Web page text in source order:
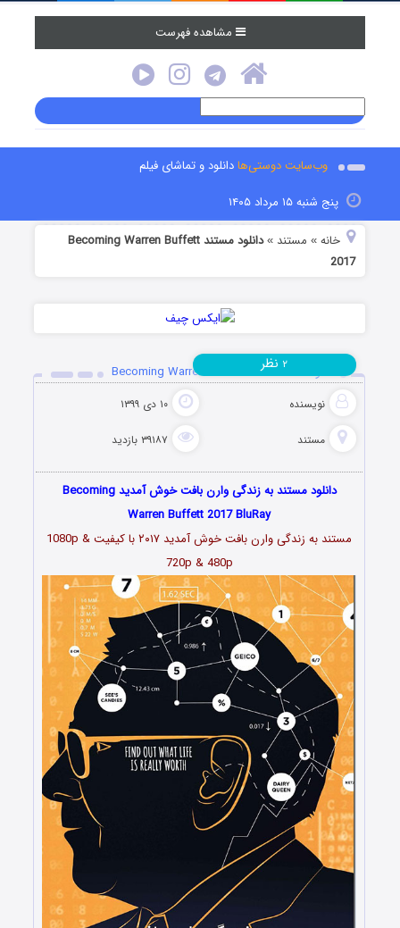
مشاهده فهرست
وب‌سایت دوستی‌هادانلود و تماشای فیلم
پنج شنبه ۱۵ مرداد ۱۴۰۵
خانه » مستند »
دانلود مستند Becoming Warren Buffett
2017
دانلود مستند Becoming Warren Buffett 2017
نویسنده ۱۰ دی ۱۳۹۹
مستند ۳۹۱۸۷ بازدید
۲ نظر
دانلود مستند به زندگی وارن بافت خوش آمدید Becoming
Warren Buffett 2017 BluRay
مستند به زندگی وارن بافت خوش آمدید ۲۰۱۷ با کیفیت 1080p &
720p & 480p